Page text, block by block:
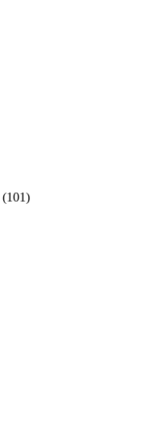
(101)